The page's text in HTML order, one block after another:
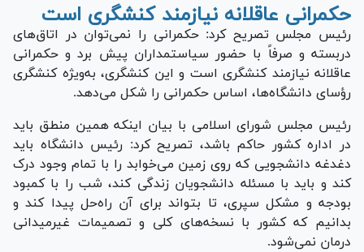
حکمرانی عاقلانه نیازمند کنشگری است
رئیس مجلس تصریح کرد: حکمرانی را نمی‌توان در اتاق‌های
دربسته و صرفاً با حضور سیاستمداران پیش برد و حکمرانی
عاقلانه نیازمند کنشگری است و این کنشگری، به‌ویژه کنشگری
رؤسای دانشگاه‌ها، اساس حکمرانی را شکل می‌دهد.
رئیس مجلس شورای اسلامی با بیان اینکه همین منطق باید
در اداره کشور حاکم باشد، تصریح کرد: رئیس دانشگاه باید
دغدغه دانشجویی که روی زمین می‌خوابد را با تمام وجود درک
کند و باید با مسئله دانشجویان زندگی کند، شب را با کمبود
بودجه و مشکل سپری، تا بتواند برای آن راه‌حل پیدا کند و
بدانیم که کشور با نسخه‌های کلی و تصمیمات غیرمیدانی
درمان نمی‌شود.